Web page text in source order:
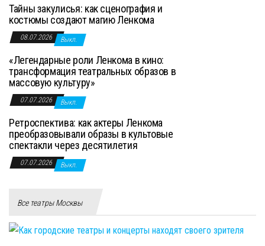
Тайны закулисья: как сценография и
костюмы создают магию Ленкома
08.07.2026 Выкл.
«Легендарные роли Ленкома в кино:
трансформация театральных образов в
массовую культуру»
07.07.2026 Выкл.
Ретроспектива: как актеры Ленкома
преобразовывали образы в культовые
спектакли через десятилетия
07.07.2026 Выкл.
Все театры Москвы